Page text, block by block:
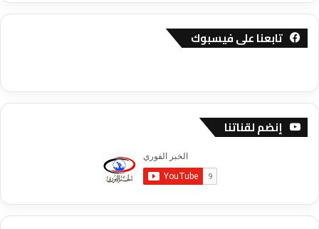
تابعنا على فيسبوك
إنضم لقناتنا